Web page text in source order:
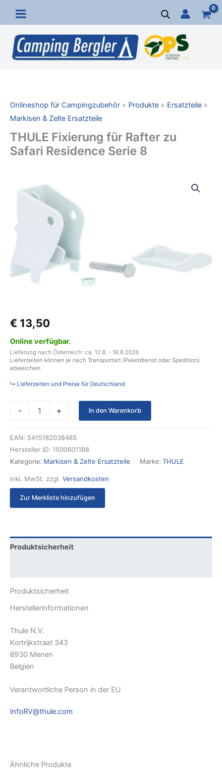
Inhalt
springen
Onlineshop für Campingzubehör Produkte
Ersatzteile
Markisen & Zelte Ersatzteile
THULE Fixierung für Rafter zu
Safari Residence Serie 8
€ 13,50
Online verfügbar.
Lieferung nach Österreich: ca. 12.8. - 18.8.2026
Lieferzeiten können je nach Transportart (Paketdienst oder Spedition)
abweichen.
↳ Lieferzeiten und Preise für Deutschland
-
Fixierung
Safari
Menge
+ In den Warenkorb
EAN: 5415182038485
Hersteller ID: 1500601188
Kategorie: Markisen & Zelte Ersatzteile Marke: THULE
inkl. MwSt. zzgl. Versandkosten
Zur Merkliste hinzufügen
Produktsicherheit
Produktsicherheit
Herstellerinformationen
Thule N.V.
Kortrijkstraat 343
8930 Menen
Belgien
Verantwortliche Person in der EU
InfoRV@thule.com
Ähnliche Produkte